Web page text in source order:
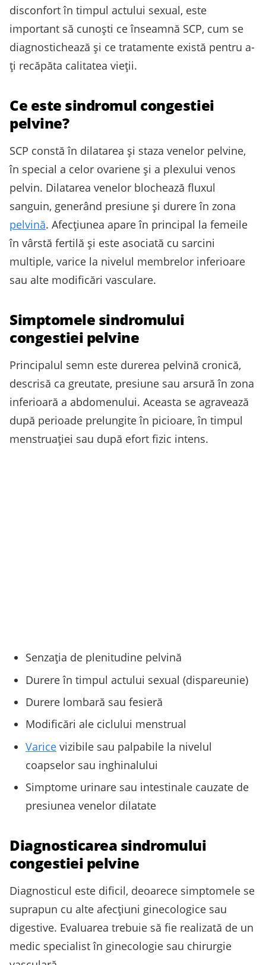
disconfort în timpul actului sexual, este
important să cunoşti ce înseamnă SCP, cum se
diagnostichează și ce tratamente există pentru a-
ţi recăpăta calitatea vieţii.
Ce este sindromul congestiei
pelvine?
SCP constă în dilatarea și staza venelor pelvine,
în special a celor ovariene și a plexului venos
pelvin. Dilatarea venelor blochează fluxul
sanguin, generând presiune și durere în zona
pelvină. Afecţiunea apare în principal la femeile
în vârstă fertilă și este asociată cu sarcini
multiple, varice la nivelul membrelor inferioare
sau alte modificări vasculare.
Simptomele sindromului
congestiei pelvine
Principalul semn este durerea pelvină cronică,
descrisă ca greutate, presiune sau arsură în zona
inferioară a abdomenului. Aceasta se agravează
după perioade prelungite în picioare, în timpul
menstruaţiei sau după efort fizic intens.
Senzaţia de plenitudine pelvină
Durere în timpul actului sexual (dispareunie)
Durere lombară sau fesieră
Modificări ale ciclului menstrual
Varice vizibile sau palpabile la nivelul
coapselor sau inghinalului
Simptome urinare sau intestinale cauzate de
presiunea venelor dilatate
Diagnosticarea sindromului
congestiei pelvine
Diagnosticul este dificil, deoarece simptomele se
suprapun cu alte afecţiuni ginecologice sau
digestive. Evaluarea trebuie să fie realizată de un
medic specialist în ginecologie sau chirurgie